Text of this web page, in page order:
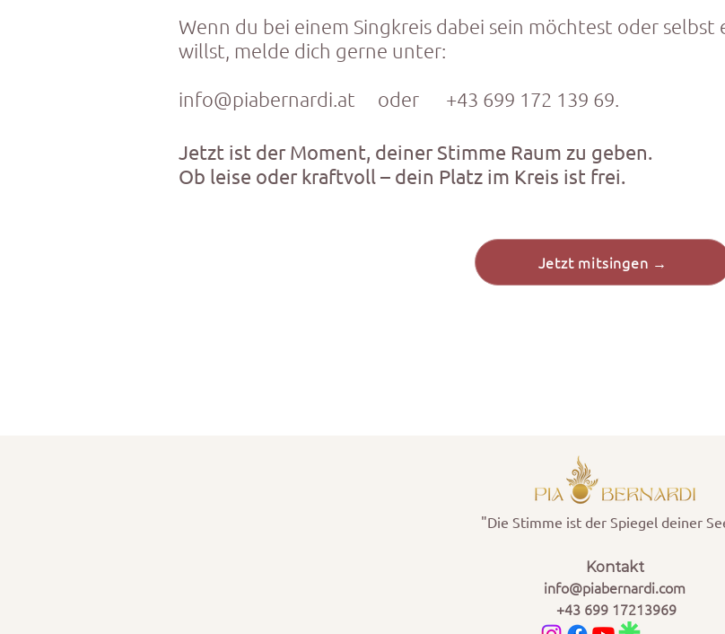
Wenn du bei einem Singkreis dabei sein möchtest oder selbst
willst, melde dich gerne unter:
info@piabernardi.at oder +43 699 172 139 69.
Jetzt ist der Moment, deiner Stimme Raum zu geben.
Ob leise oder kraftvoll – dein Platz im Kreis ist frei.
Jetzt mitsingen →
"Die Stimme ist der Spiegel deiner
Kontakt
info@piabernardi.com
+43 699 17213969​